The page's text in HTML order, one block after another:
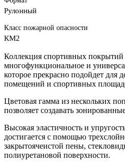
Рулонный
Класс пожарной опасности
КМ2
Коллекция спортивных покрытий
многофункциональное и
которое прекрасно подойдет для
помещений и спортивных
Цветовая гамма из нескольких
позволяет создавать
Высокая эластичность и
достигается с помощью
закрытоячеистой пены,
полиуретановой поверхности.